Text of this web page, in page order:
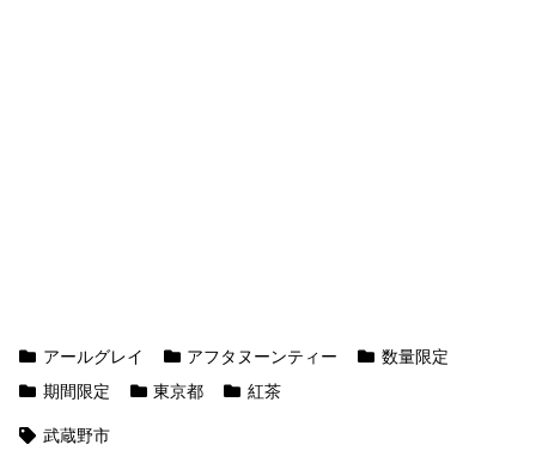
アールグレイ アフタヌーンティー
数量限定
期間限定
東京都 紅茶
武蔵野市